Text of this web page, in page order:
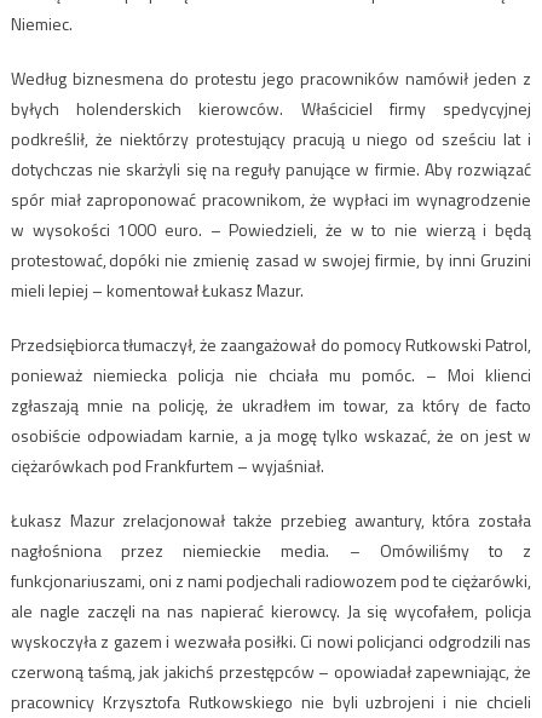
Niemiec.
Według biznesmena do protestu jego pracowników namówił jeden z
byłych holenderskich kierowców. Właściciel firmy spedycyjnej
podkreślił, że niektórzy protestujący pracują u niego od sześciu lat i
dotychczas nie skarżyli się na reguły panujące w firmie. Aby rozwiązać
spór miał zaproponować pracownikom, że wypłaci im wynagrodzenie
w wysokości 1000 euro. – Powiedzieli, że w to nie wierzą i będą
protestować, dopóki nie zmienię zasad w swojej firmie, by inni Gruzini
mieli lepiej – komentował Łukasz Mazur.
Przedsiębiorca tłumaczył, że zaangażował do pomocy Rutkowski Patrol,
ponieważ niemiecka policja nie chciała mu pomóc. – Moi klienci
zgłaszają mnie na policję, że ukradłem im towar, za który de facto
osobiście odpowiadam karnie, a ja mogę tylko wskazać, że on jest w
ciężarówkach pod Frankfurtem – wyjaśniał.
Łukasz Mazur zrelacjonował także przebieg awantury, która została
nagłośniona przez niemieckie media. – Omówiliśmy to z
funkcjonariuszami, oni z nami podjechali radiowozem pod te ciężarówki,
ale nagle zaczęli na nas napierać kierowcy. Ja się wycofałem, policja
wyskoczyła z gazem i wezwała posiłki. Ci nowi policjanci odgrodzili nas
czerwoną taśmą, jak jakichś przestępców – opowiadał zapewniając, że
pracownicy Krzysztofa Rutkowskiego nie byli uzbrojeni i nie chcieli